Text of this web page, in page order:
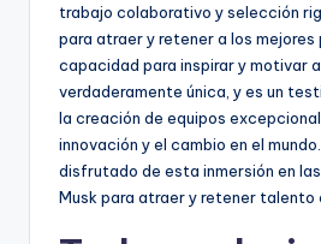
trabajo colaborativo y selección
para atraer y retener a los mejores
capacidad para inspirar y motivar
verdaderamente única, y es un
la creación de equipos
innovación y el cambio en el
disfrutado de esta inmersión en
Musk para atraer y retener talento